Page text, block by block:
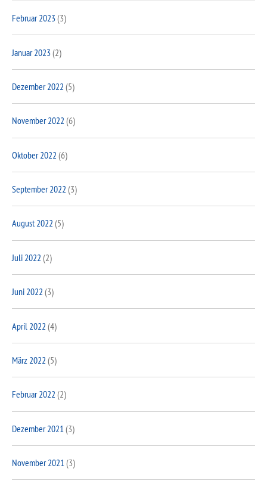
Februar 2023(3)
Januar 2023(2)
Dezember 2022 (5)
November 2022 (6)
Oktober 2022 (6)
September 2022 (3)
August 2022 (5)
Juli 2022 (2)
Juni 2022 (3)
April 2022 (4)
März 2022 (5)
Februar 2022 (2)
Dezember 2021 (3)
November 2021(3)